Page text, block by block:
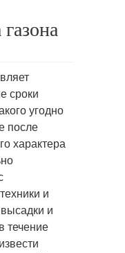
сроки
угодно
после
характера
и
и
течение